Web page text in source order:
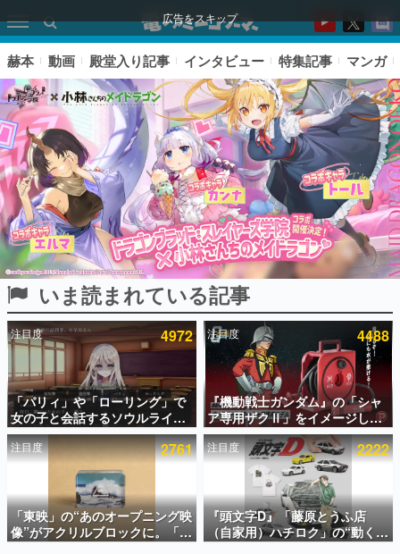
広告をスキップ
ピックアップ
電ファミのいま読まれている記事ランキング
アプリセール情報
インタビュー
連載・特集一覧
殿堂入り記事
SNS拡散数が数千以上！ ページビュー数万以上！ などな
ど。多くの人々に読まれた、電ファミ渾身の“殿堂入り”記
事をまとめました。
赫本 動画 殿堂入り記事 インタビュー 特集記事 マンガ
いま読まれている記事
注目度 4972
「パリィ」や「ローリング」で
女の子と会話するソウルライク
恋愛ゲーム『小早川さんはソウ
ルライク』無料公開。返事に失
敗すると「YOU DIED」
注目度 4488
『機動戦士ガンダム』の「シャ
ア専用ザクⅡ」をイメージした
散水ホースリールが予約開始。
本体にはシャアのパーソナルマ
ークやジオン公国軍のエンブレ
ム、型式番号などを配置
注目度 2761
「東映」の“あのオープニング映
像”がアクリルブロックに。「東
映ヒストリカル グッズコレクシ
注目度 2222
『頭文字D』「藤原とうふ店
（自家用）ハチロク」の“動くテ
ィッシュケース”が買えるポップ